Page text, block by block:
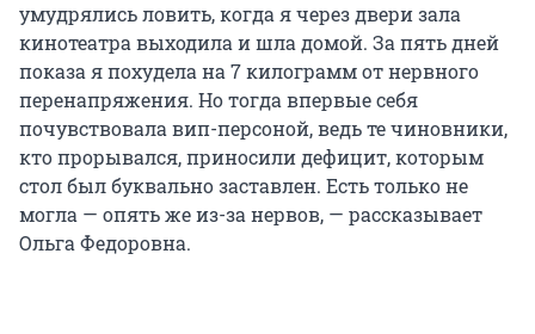
умудрялись ловить, когда я через двери зала
кинотеатра выходила и шла домой. За пять дней
показа я похудела на 7 килограмм от нервного
перенапряжения. Но тогда впервые себя
почувствовала вип-персоной, ведь те чиновники,
кто прорывался, приносили дефицит, которым
стол был буквально заставлен. Есть только не
могла — опять же из-за нервов, — рассказывает
Ольга Федоровна.